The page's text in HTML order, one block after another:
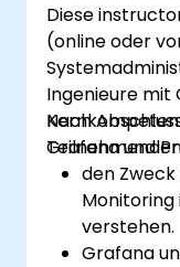
Diese
(online oder
Ingenieure mit
Grafana und
Nach
den
Monitoring
verstehen.
Grafana